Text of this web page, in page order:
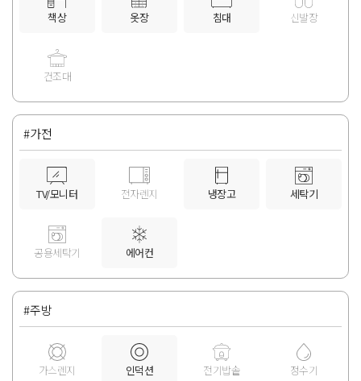
책상 옷장 침대 신발장
건조대
#가전
TV/모니터 전자렌지 냉장고 세탁기
공용세탁기 에어컨
#주방
가스렌지 인덕션 전기밥솥 정수기